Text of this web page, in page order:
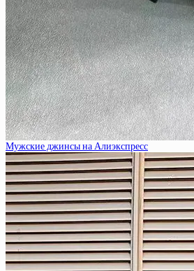
Мужские джинсы на Алиэкспресс